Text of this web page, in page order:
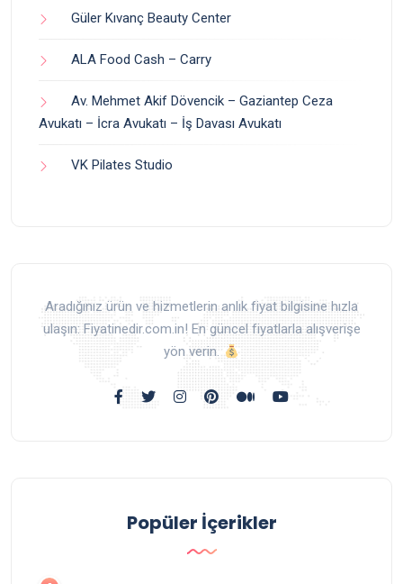
Güler Kıvanç Beauty Center
ALA Food Cash – Carry
Av. Mehmet Akif Dövencik – Gaziantep Ceza
Avukatı – İcra Avukatı – İş Davası Avukatı
VK Pilates Studio
Aradığınız ürün ve hizmetlerin anlık fiyat bilgisine hızla
ulaşın: Fiyatinedir.com.in! En güncel fiyatlarla alışverişe
yön verin.
Popüler İçerikler